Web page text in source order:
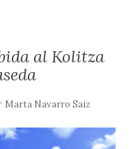
al Kolitza
Marta Navarro Saiz